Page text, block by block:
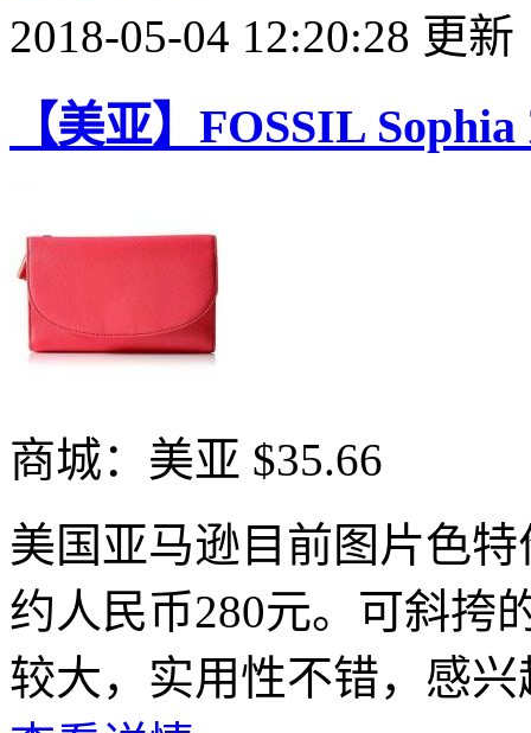
2018-05-04 12:20:28 更新
【美亚】FOSSIL
商城：美亚 $35.66
美国亚马逊目前图片色
约人民币280元。可斜挎
较大，实用性不错，感